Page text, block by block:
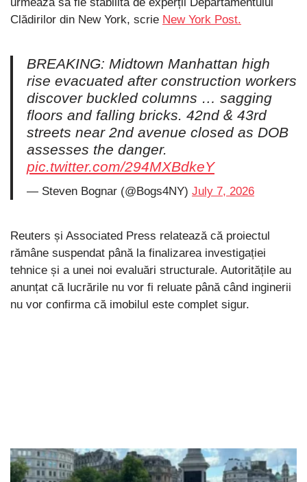
Clădirilor din New York, scrie New York Post.
BREAKING: Midtown Manhattan high
rise evacuated after construction workers
discover buckled columns … sagging
floors and falling bricks. 42nd & 43rd
streets near 2nd avenue closed as DOB
assesses the danger.
pic.twitter.com/294MXBdkeY
— Steven Bognar (@Bogs4NY) July 7, 2026
Reuters și Associated Press relatează că proiectul
rămâne suspendat până la finalizarea investigației
tehnice și a unei noi evaluări structurale. Autoritățile au
anunțat că lucrările nu vor fi reluate până când inginerii
nu vor confirma că imobilul este complet sigur.